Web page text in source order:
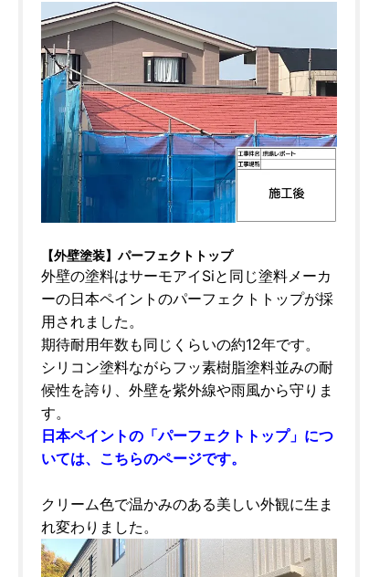
【外壁塗装】パーフェクトトップ
外壁の塗料はサーモアイSiと同じ塗料メーカ
ーの日本ペイントのパーフェクトトップが採
用されました。
期待耐用年数も同じくらいの約12年です。
シリコン塗料ながらフッ素樹脂塗料並みの耐
候性を誇り、外壁を紫外線や雨風から守りま
す。
日本ペイントの「パーフェクトトップ」につ
いては、こちらのページです。
クリーム色で温かみのある美しい外観に生ま
れ変わりました。